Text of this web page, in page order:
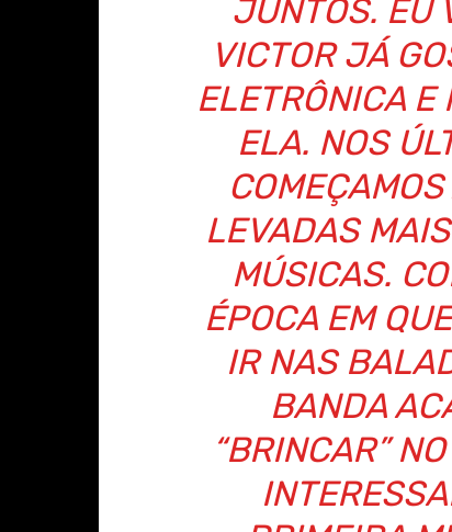
JUNTOS. EU
VICTOR JÁ
ELETRÔNICA E
ELA. NOS
LEVADAS
MÚSICAS.
ÉPOCA EM
IR NAS
BANDA
“BRINCAR”